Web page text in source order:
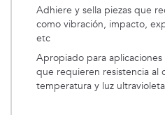
Adhiere y sella piezas que
como vibración, impacto,
etc
Apropiado para
que requieren resistencia al
temperatura y luz ultravioleta